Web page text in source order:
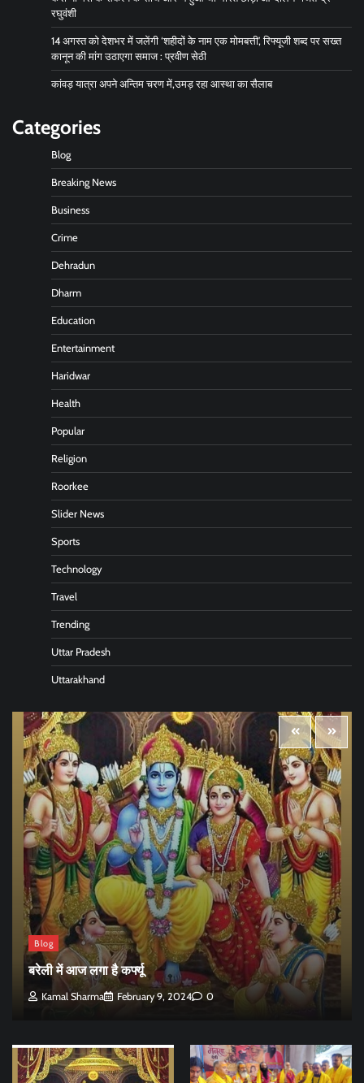
रघुवंशी
14 अगस्त को देशभर में जलेंगी ‘शहीदों के नाम एक मोमबत्ती’, रिफ्यूजी शब्द पर सख्त
कानून की मांग उठाएगा समाज : प्रवीण सेठी
कांवड़ यात्रा अपने अन्तिम चरण में,उमड़ रहा आस्था का सैलाब
Categories
Blog
Breaking News
Business
Crime
Dehradun
Dharm
Education
Entertainment
Haridwar
Health
Popular
Religion
Roorkee
Slider News
Sports
Technology
Travel
Trending
Uttar Pradesh
Uttarakhand
Blog
बरेली में आज लगा है कर्फ्यू
Kamal Sharma February 9, 2024 0